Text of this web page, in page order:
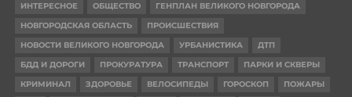
ИНТЕРЕСНОЕ ОБЩЕСТВО
ГЕНПЛАН ВЕЛИКОГО НОВГОРОДА
НОВГОРОДСКАЯ ОБЛАСТЬ
ПРОИСШЕСТВИЯ
НОВОСТИ ВЕЛИКОГО НОВГОРОДА
УРБАНИСТИКА
ДТП
БДД И ДОРОГИ
ПРОКУРАТУРА ТРАНСПОРТ
ПАРКИ И СКВЕРЫ
КРИМИНАЛ
ЗДОРОВЬЕ ВЕЛОСИПЕДЫ ГОРОСКОП
ПОЖАРЫ